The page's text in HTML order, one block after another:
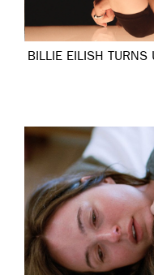
BILLIE EILISH TURNS